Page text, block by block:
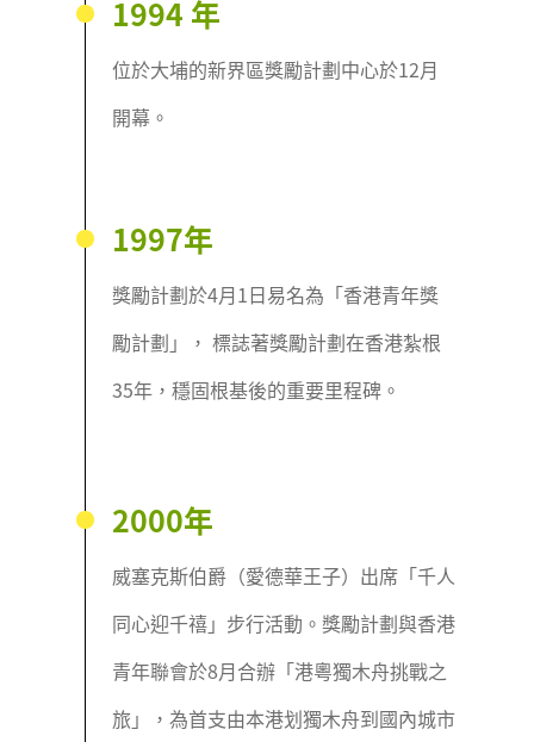
1994 年
位於大埔的新界區獎勵計劃中心於12月
開幕。
1997年
獎勵計劃於4月1日易名為「香港青年獎
勵計劃」， 標誌著獎勵計劃在香港紮根
35年，穩固根基後的重要里程碑。
2000年
威塞克斯伯爵（愛德華王子）出席「千人
同心迎千禧」步行活動。獎勵計劃與香港
青年聯會於8月合辦「港粵獨木舟挑戰之
旅」，為首支由本港划獨木舟到國內城市